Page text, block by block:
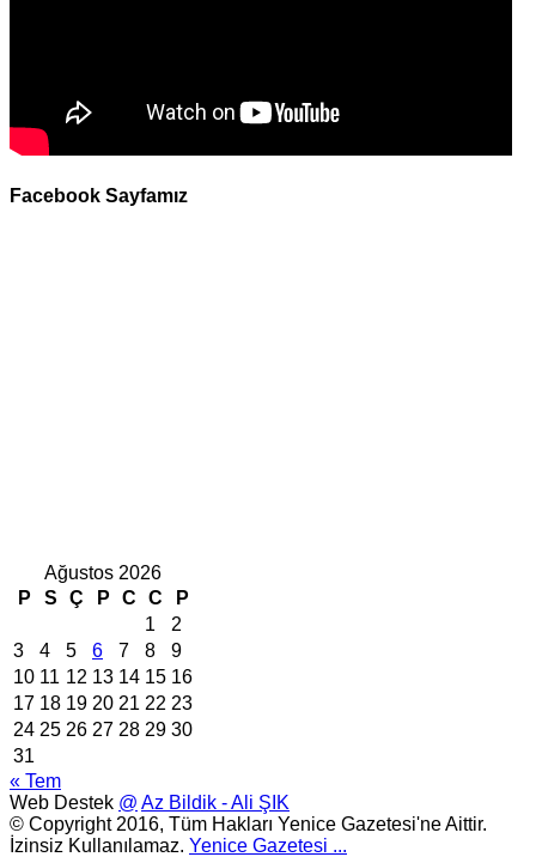
Facebook Sayfamız
Ağustos 2026
P
S Ç P C C
P
1
2
3
4 5 6 7 8
9
10 11 12 13 14 15 16
17 18 19 20 21 22 23
24 25 26 27 28 29 30
31
« Tem
Web Destek @ Az Bildik - Ali ŞIK
© Copyright 2016, Tüm Hakları Yenice Gazetesi'ne Aittir.
İzinsiz Kullanılamaz. Yenice Gazetesi ...